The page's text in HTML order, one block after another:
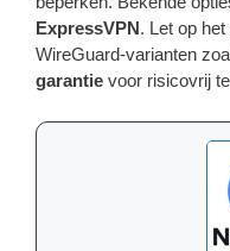
ExpressVPN. Let op
WireGuard-varianten
garantie voor risicovrij